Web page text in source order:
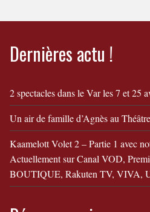
Dernières actu !
2 spectacles dans le Var les 7 et 25
Un air de famille d’Agnès au
Kaamelott Volet 2 – Partie 1 avec
Actuellement sur Canal VOD,
BOUTIQUE, Rakuten TV, VIVA,